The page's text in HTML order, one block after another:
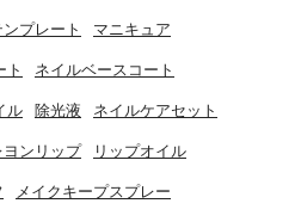
プレート マニキュア
ト ネイルベースコート
ル 除光液 ネイルケアセット
ヨンリップ リップオイル
メイクキープスプレー